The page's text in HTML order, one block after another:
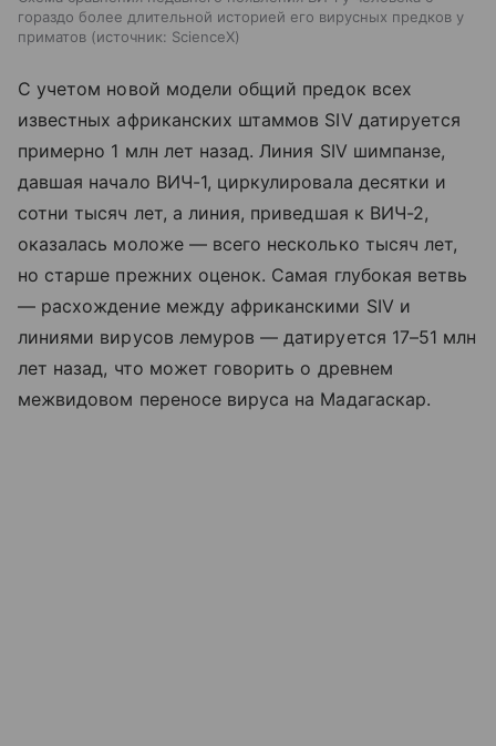
гораздо более длительной историей его вирусных предков у
приматов
источник: ScienceX
С учетом новой модели общий предок всех
известных африканских штаммов SIV датируется
примерно 1 млн лет назад. Линия SIV шимпанзе,
давшая начало ВИЧ-1, циркулировала десятки и
сотни тысяч лет, а линия, приведшая к ВИЧ-2,
оказалась моложе — всего несколько тысяч лет,
но старше прежних оценок. Самая глубокая ветвь
— расхождение между африканскими SIV и
линиями вирусов лемуров — датируется 17–51 млн
лет назад, что может говорить о древнем
межвидовом переносе вируса на Мадагаскар.